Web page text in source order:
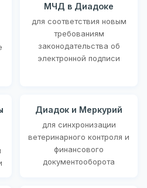
МЧД в Диадоке
для соответствия новым
требованиям
законодательства об
электронной подписи
Диадок и Меркурий
для синхронизации
ветеринарного контроля и
финансового
документооборота